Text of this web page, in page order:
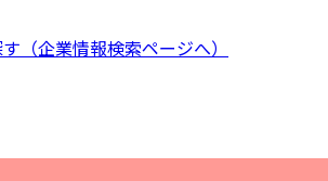
（企業情報検索ページへ）